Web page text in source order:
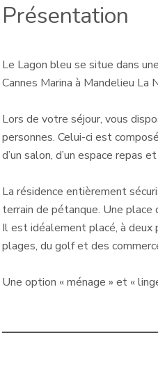
Présentation
Le Lagon bleu se situe dans
Cannes Marina à Mandelieu La
Lors de votre séjour, vous
personnes. Celui-ci est
d’un salon, d’un espace repas
La résidence entièrement
terrain de pétanque. Une
Il est idéalement placé, à
plages, du golf et des
Une option « ménage » et «